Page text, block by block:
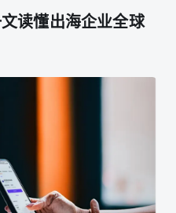
读懂出海企业全球
击手机右上角
击手机右上角